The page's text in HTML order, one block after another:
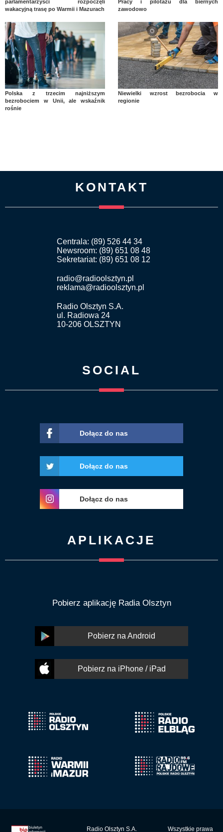
parlamentarzyści rozpoczęli
wakacyjną trasę po Warmii i Mazurach
Pracy i pilotażu dla biernych
zawodowo
Polska z trzecim najniższym
bezrobociem w Unii, ale wskaźnik
rośnie
Niewielki wzrost bezrobocia w
regionie
KONTAKT
Centrala: (89) 526 44 34
Newsroom: (89) 651 08 48
Sekretariat: (89) 651 08 12
radio@radioolsztyn.pl
reklama@radioolsztyn.pl
Radio Olsztyn S.A.
ul. Radiowa 24
10-206 OLSZTYN
SOCIAL
Dołącz do nas
Dołącz do nas
Dołącz do nas
APLIKACJE
Pobierz aplikację Radia Olsztyn
Pobierz na Android
Pobierz na iPhone / iPad
Radio Olsztyn S.A. Wszystkie prawa